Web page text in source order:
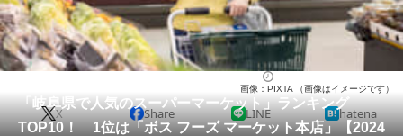
住まい 教育・育児
動物 リサーチ
会員記事
「岐阜県で人気のスーパーマーケット」ランキング
TOP10！ 1位は「ボス フーズ マーケット本店」【2024
画像：PIXTA （画像はイメージです）
X Share LINE hatena